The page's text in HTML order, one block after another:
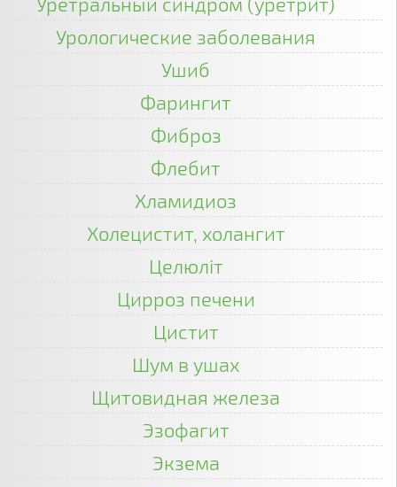
Урологические заболевания
Ушиб
Фарингит
Фиброз
Флебит
Хламидиоз
Холецистит, холангит
Целюліт
Цирроз печени
Цистит
Шум в ушах
Щитовидная железа
Эзофагит
Экзема